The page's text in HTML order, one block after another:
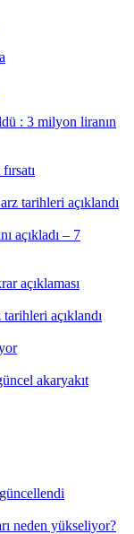
: 3 milyon liranın
tarihleri açıklandı
açıkladı – 7
açıklaması
açıklandı
akaryakıt
neden yükseliyor?